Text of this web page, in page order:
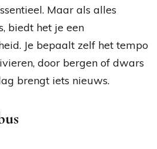
Maar als alles
biedt het je een
Je bepaalt zelf het tempo
door bergen of dwars
brengt iets nieuws.